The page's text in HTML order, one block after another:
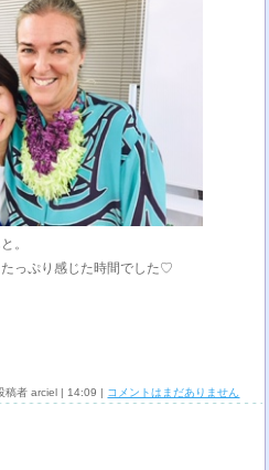
。
っぷり感じた時間でした♡
稿者 arciel | 14:09 | コメントはまだありません